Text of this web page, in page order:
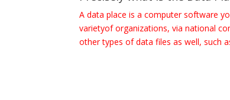
A data place is a computer software
varietyof organizations, via national
other types of data files as well, such